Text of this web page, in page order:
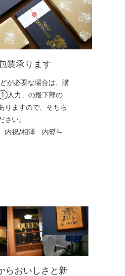
装承ります
が必要な場合は、購
入力」の最下部の
りますので、そちら
さい。
内祝/相澤 内熨斗
らおいしさと新